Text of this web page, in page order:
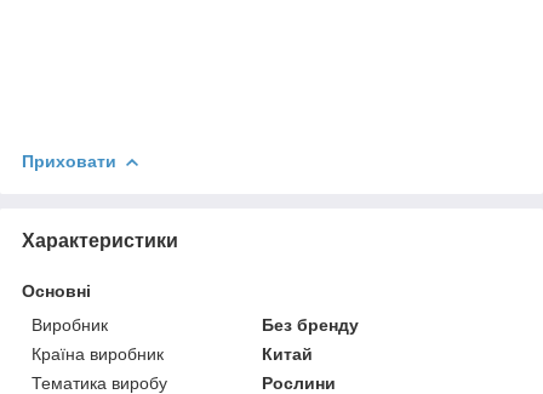
Приховати
Характеристики
Основні
Виробник
Без бренду
Країна виробник
Китай
Тематика виробу
Рослини